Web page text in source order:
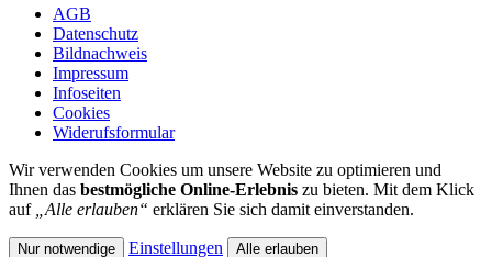
AGB
Datenschutz
Bildnachweis
Impressum
Infoseiten
Cookies
Widerufsformular
Wir verwenden Cookies um unsere Website zu optimieren und
Ihnen das bestmögliche Online-Erlebnis zu bieten. Mit dem Klick
auf
„Alle erlauben“ erklären Sie sich damit einverstanden.
Nur notwendige Einstellungen Alle erlauben